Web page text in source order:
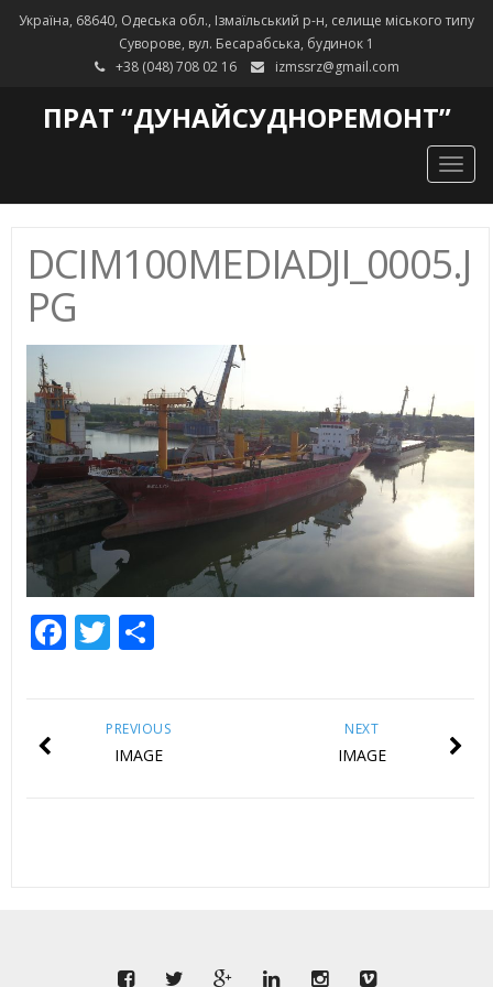
Україна, 68640, Одеська обл., Ізмаїльський р-н, селище міського типу
Суворове, вул. Бесарабська, будинок 1
+38 (048) 708 02 16
izmssrz@gmail.com
ПРАТ “ДУНАЙСУДНОРЕМОНТ”
DCIM100MEDIADJI_0005.J
PG
Facebook
Twitter
Share
NEXT
IMAGE
PREVIOUS
IMAGE